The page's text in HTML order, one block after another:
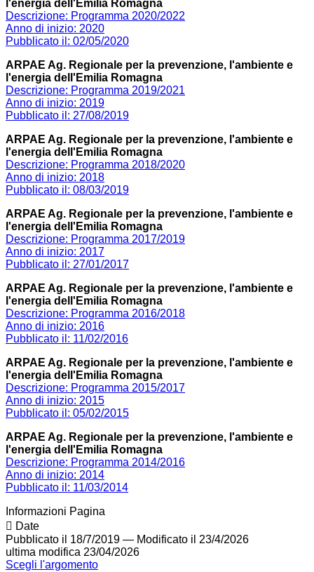
l'energia dell'Emilia Romagna
Descrizione: Programma 2020/2022
Anno di inizio: 2020
Pubblicato il: 02/05/2020
ARPAE Ag. Regionale per la prevenzione, l'ambiente e
l'energia dell'Emilia Romagna
Descrizione: Programma 2019/2021
Anno di inizio: 2019
Pubblicato il: 27/08/2019
ARPAE Ag. Regionale per la prevenzione, l'ambiente e
l'energia dell'Emilia Romagna
Descrizione: Programma 2018/2020
Anno di inizio: 2018
Pubblicato il: 08/03/2019
ARPAE Ag. Regionale per la prevenzione, l'ambiente e
l'energia dell'Emilia Romagna
Descrizione: Programma 2017/2019
Anno di inizio: 2017
Pubblicato il: 27/01/2017
ARPAE Ag. Regionale per la prevenzione, l'ambiente e
l'energia dell'Emilia Romagna
Descrizione: Programma 2016/2018
Anno di inizio: 2016
Pubblicato il: 11/02/2016
ARPAE Ag. Regionale per la prevenzione, l'ambiente e
l'energia dell'Emilia Romagna
Descrizione: Programma 2015/2017
Anno di inizio: 2015
Pubblicato il: 05/02/2015
ARPAE Ag. Regionale per la prevenzione, l'ambiente e
l'energia dell'Emilia Romagna
Descrizione: Programma 2014/2016
Anno di inizio: 2014
Pubblicato il: 11/03/2014
Informazioni Pagina
Date
Pubblicato il 18/7/2019 — Modificato il 23/4/2026
ultima modifica 23/04/2026
Scegli l'argomento